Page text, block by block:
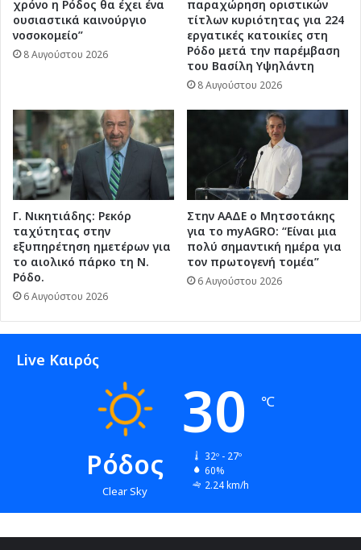
χρόνο η Ρόδος θα έχει ένα
ουσιαστικά καινούργιο
νοσοκομείο”
8 Αυγούστου 2026
παραχώρηση οριστικών
τίτλων κυριότητας για 224
εργατικές κατοικίες στη
Ρόδο μετά την παρέμβαση
του Βασίλη Υψηλάντη
8 Αυγούστου 2026
Γ. Νικητιάδης: Ρεκόρ
ταχύτητας στην
εξυπηρέτηση ημετέρων για
το αιολικό πάρκο τη Ν.
Ρόδο.
6 Αυγούστου 2026
Στην ΑΑΔΕ ο Μητσοτάκης
για το myAGRO: “Είναι μια
πολύ σημαντική ημέρα για
τον πρωτογενή τομέα”
6 Αυγούστου 2026
Live Καιρός
Ρόδος
Clear Sky
30 ℃
32º - 27º
60%
2.24 km/h